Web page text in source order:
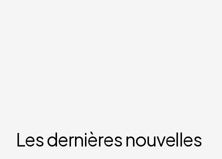
Les dernières nouvelles